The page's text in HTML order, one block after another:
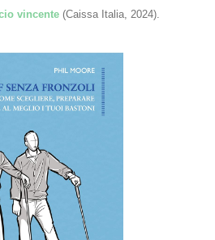
vincente(Caissa Italia, 2024).